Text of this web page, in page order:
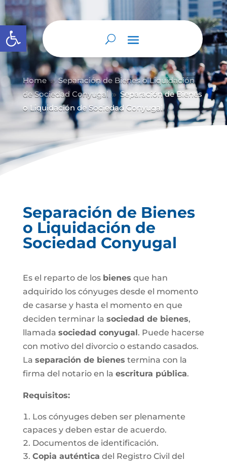
Abrir barra de herramientas
Home 9 Separación de Bienes o Liquidación
de Sociedad Conyugal 9 Separación de Bienes
o Liquidación de Sociedad Conyugal
Separación de Bienes
o Liquidación de
Sociedad Conyugal
Es el reparto de los bienes que han
adquirido los cónyuges desde el momento
de casarse y hasta el momento en que
deciden terminar la sociedad de bienes,
llamada sociedad conyugal. Puede hacerse
con motivo del divorcio o estando casados.
La separación de bienes termina con la
firma del notario en la escritura pública.
Requisitos:
Los cónyuges deben ser plenamente
capaces y deben estar de acuerdo.
Documentos de identificación.
Copia auténtica del Registro Civil del